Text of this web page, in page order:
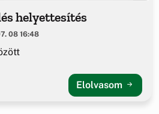
helyettesítés
08 16:48
Elolvasom